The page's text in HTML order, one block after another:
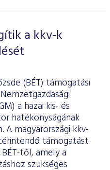
a kkv-k
(BÉT) támogatási
a hazai kis- és
hatékonyságának
A magyarországi kkv-
támogatást
től, amely a
szükséges